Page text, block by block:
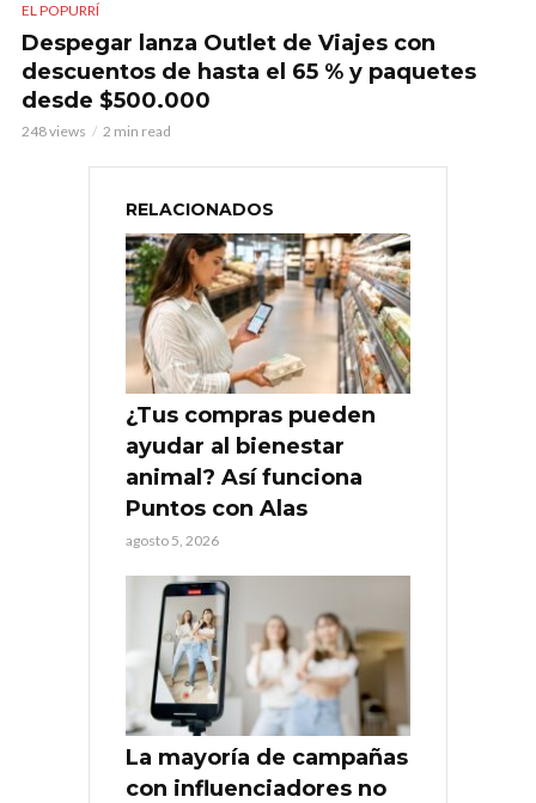
EL POPURRÍ
Despegar lanza Outlet de Viajes con
descuentos de hasta el 65 % y paquetes
desde $500.000
248 views 2 min read
RELACIONADOS
¿Tus compras pueden
ayudar al bienestar
animal? Así funciona
Puntos con Alas
agosto 5, 2026
La mayoría de campañas
con influenciadores no